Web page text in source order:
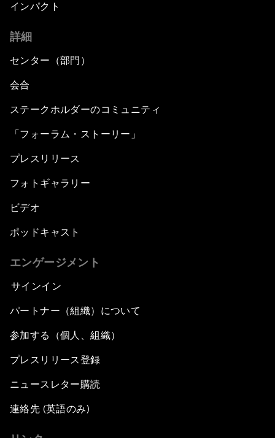
インパクト
詳細
センター（部門）
会合
ステークホルダーのコミュニティ
「フォーラム・ストーリー」
プレスリリース
フォトギャラリー
ビデオ
ポッドキャスト
エンゲージメント
サインイン
パートナー（組織）について
参加する（個人、組織）
プレスリリース登録
ニュースレター購読
連絡先 (英語のみ)